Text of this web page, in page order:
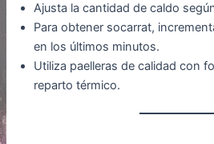
Ajusta la cantidad de caldo
Para obtener socarrat,
en los últimos minutos.
Utiliza paelleras de calidad con
reparto térmico.